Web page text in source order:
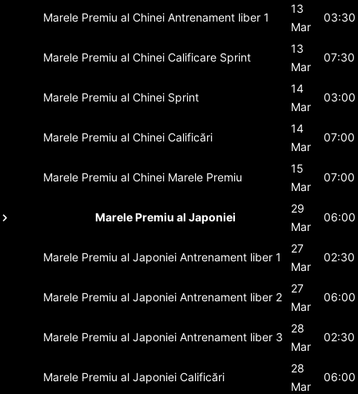
Marele Premiu al Chinei Antrenament liber 1
13
Mar
03:30
Marele Premiu al Chinei Calificare Sprint
13
Mar
07:30
Marele Premiu al Chinei Sprint
14
Mar
03:00
Marele Premiu al Chinei Calificări
14
Mar
07:00
Marele Premiu al Chinei Marele Premiu
15
Mar
07:00
Marele Premiu al Japoniei
29
Mar
06:00
Marele Premiu al Japoniei Antrenament liber 1
27
Mar
02:30
Marele Premiu al Japoniei Antrenament liber 2
27
Mar
06:00
Marele Premiu al Japoniei Antrenament liber 3
28
Mar
02:30
Marele Premiu al Japoniei Calificări
28
Mar
06:00